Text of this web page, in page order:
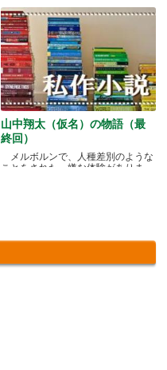
山中翔太（仮名）の物語（最
終回）
メルボルンで、人種差別のような
ことをされた、嫌な体験がありま